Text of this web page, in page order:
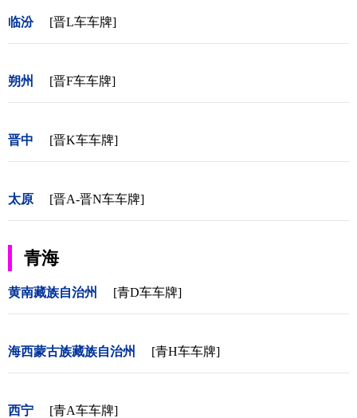
临汾 [晋L车车牌]
朔州 [晋F车车牌]
晋中 [晋K车车牌]
太原 [晋A-晋N车车牌]
青海
黄南藏族自治州 [青D车车牌]
海西蒙古族藏族自治州 [青H车车牌]
西宁 [青A车车牌]